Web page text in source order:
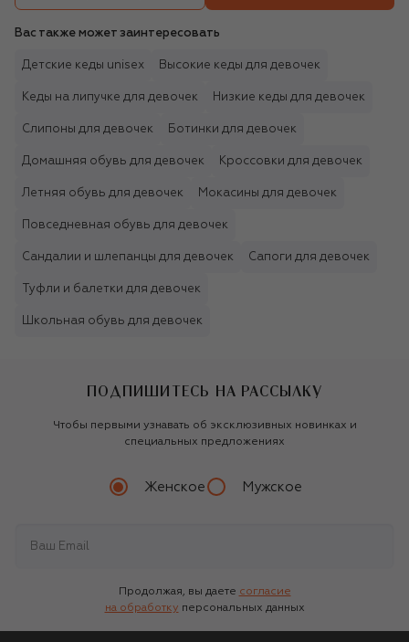
Вас также может заинтересовать
Детские кеды unisex Высокие кеды для девочек
Кеды на липучке для девочек Низкие кеды для девочек
Слипоны для девочек Ботинки для девочек
Домашняя обувь для девочек Кроссовки для девочек
Летняя обувь для девочек Мокасины для девочек
Повседневная обувь для девочек
Сандалии и шлепанцы для девочек Сапоги для девочек
Туфли и балетки для девочек
Школьная обувь для девочек
ПОДПИШИТЕСЬ НА РАССЫЛКУ
Чтобы первыми узнавать об эксклюзивных новинках и
специальных предложениях
Женское Мужское
Продолжая, вы даете согласие
на обработку персональных данных